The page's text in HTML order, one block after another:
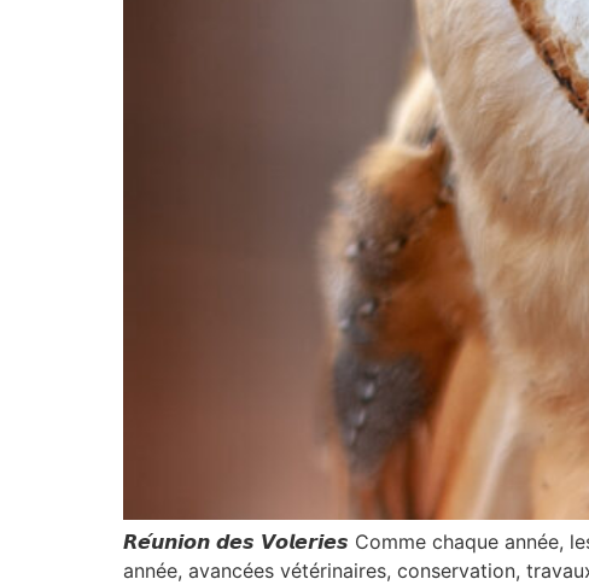
𝙍𝙚́𝙪𝙣𝙞𝙤𝙣 𝙙𝙚𝙨 𝙑𝙤𝙡𝙚𝙧𝙞𝙚𝙨 Comme chaque année,
année, avancées vétérinaires, conservation,